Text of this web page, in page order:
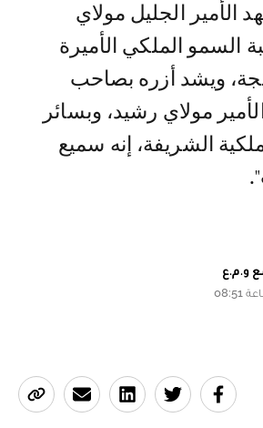
الأمير الجليل مولاي
السمو الملكي الأميرة
ويشد أزره بصاحب
مولاي رشيد، وبسائر
الشريفة، إنه سميع